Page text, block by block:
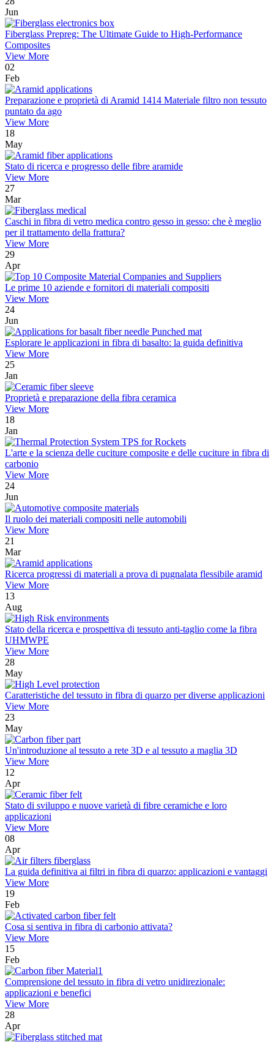
Jun
Fiberglass Prepreg: The Ultimate Guide to High-Performance
Composites
View More
02
Feb
Preparazione e proprietà di Aramid 1414 Materiale filtro non tessuto
puntato da ago
View More
18
May
Stato di ricerca e progresso delle fibre aramide
View More
27
Mar
Caschi in fibra di vetro medica contro gesso in gesso: che è meglio
per il trattamento della frattura?
View More
29
Apr
Le prime 10 aziende e fornitori di materiali compositi
View More
24
Jun
Esplorare le applicazioni in fibra di basalto: la guida definitiva
View More
25
Jan
Proprietà e preparazione della fibra ceramica
View More
18
Jan
L'arte e la scienza delle cuciture composite e delle cuciture in fibra di
carbonio
View More
24
Jun
Il ruolo dei materiali compositi nelle automobili
View More
21
Mar
Ricerca progressi di materiali a prova di pugnalata flessibile aramid
View More
13
Aug
Stato della ricerca e prospettiva di tessuto anti-taglio come la fibra
UHMWPE
View More
28
May
Caratteristiche del tessuto in fibra di quarzo per diverse applicazioni
View More
23
May
Un'introduzione al tessuto a rete 3D e al tessuto a maglia 3D
View More
12
Apr
Stato di sviluppo e nuove varietà di fibre ceramiche e loro
applicazioni
View More
08
Apr
La guida definitiva ai filtri in fibra di quarzo: applicazioni e vantaggi
View More
19
Feb
Cosa si sentiva in fibra di carbonio attivata?
View More
15
Feb
Comprensione del tessuto in fibra di vetro unidirezionale:
applicazioni e benefici
View More
28
Apr